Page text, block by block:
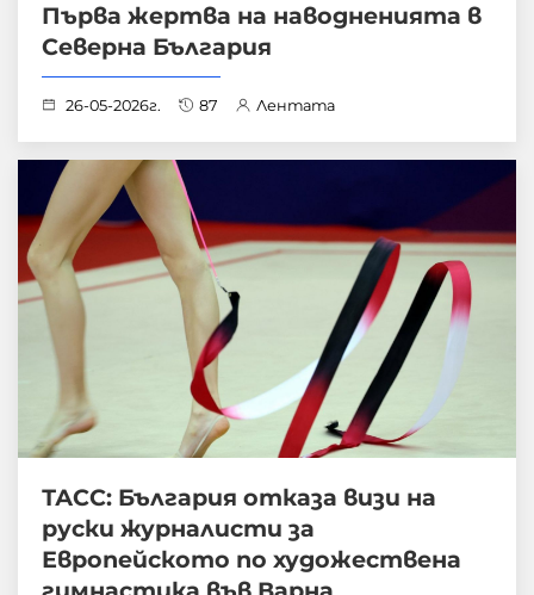
Първа жертва на наводненията в
Северна България
26-05-2026г. 87 Лентата
ТАСС: България отказа визи на
руски журналисти за
Европейското по художествена